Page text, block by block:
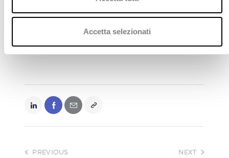
n
Accetta selezionati
Leggi l'intero comunicato stampa
PREVIOUS NEXT